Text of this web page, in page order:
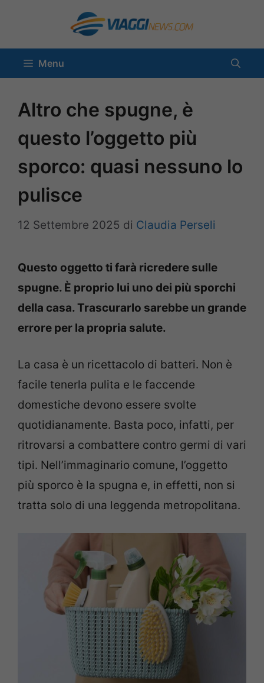
contenuto
Menu
Altro che spugne, è
questo l’oggetto più
sporco: quasi nessuno lo
pulisce
12 Settembre 2025 di Claudia Perseli
Questo oggetto ti farà ricredere sulle
spugne. È proprio lui uno dei più sporchi
della casa. Trascurarlo sarebbe un grande
errore per la propria salute.
La casa è un ricettacolo di batteri. Non è
facile tenerla pulita e le faccende
domestiche devono essere svolte
quotidianamente. Basta poco, infatti, per
ritrovarsi a combattere contro germi di vari
tipi. Nell’immaginario comune, l’oggetto
più sporco è la spugna e, in effetti, non si
tratta solo di una leggenda metropolitana.